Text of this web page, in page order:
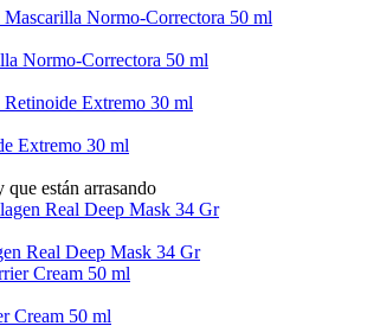
Normo-Correctora 50 ml
Extremo 30 ml
están arrasando
Real Deep Mask 34 Gr
Cream 50 ml